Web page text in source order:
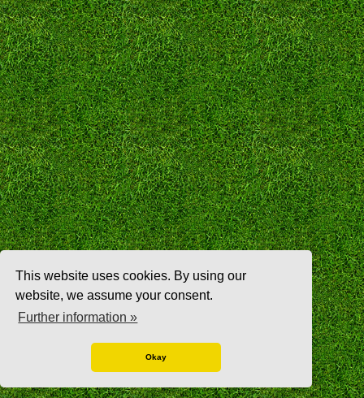
This website uses cookies. By using our
website, we assume your consent.
Further information »
Okay